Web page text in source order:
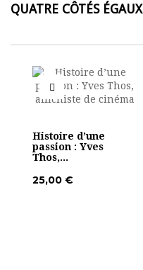
QUATRE CÔTÉS ÉGAUX
Histoire d’une
passion : Yves
Thos,...
25,00 €